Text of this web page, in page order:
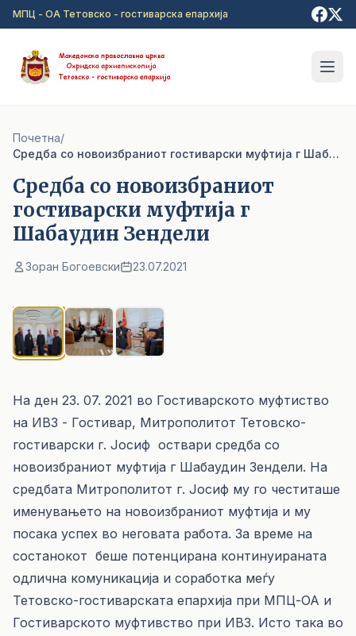
Прејди на главна содржина
МПЦ - ОА Тетовско - гостиварска епархија
Почетна/
Cредба со новоизбраниот гостиварски муфтија г Шабаудин Зендели
Cредба со новоизбраниот
гостиварски муфтија г
Шабаудин Зендели
Зоран Богоевски 23.07.2021
На ден 23. 07. 2021 во Гостиварското муфтиство
на ИВЗ - Гостивар, Митрополитот Тетовско-
гостиварски г. Јосиф оствари средба со
новоизбраниот муфтија г Шабаудин Зендели. На
средбата Митрополитот г. Јосиф му го честиташе
именувањето на новоизбраниот муфтија и му
посака успех во неговата работа. За време на
состанокот беше потенцирана континуираната
одлична комуникација и соработка меѓу
Тетовско-гостиварската епархија при МПЦ-ОА и
Гостиварското муфтивство при ИВЗ. Исто така во